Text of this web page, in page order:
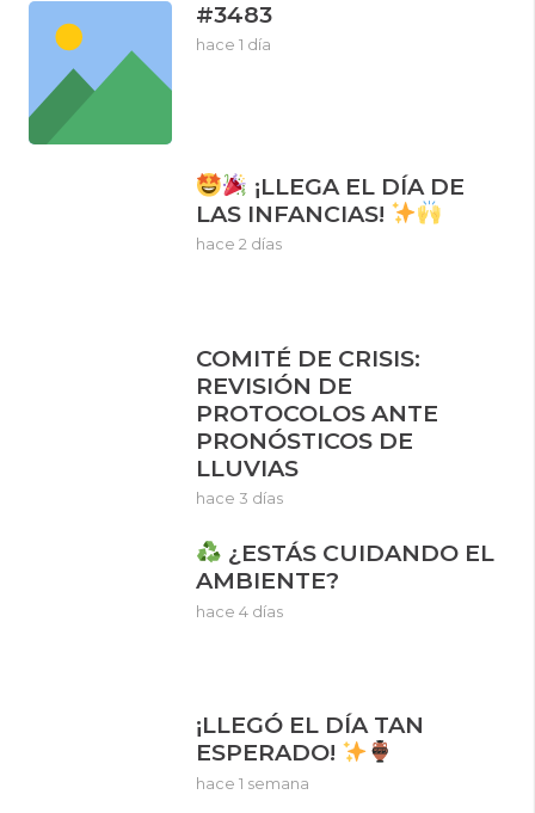
#3483
hace 1 día
¡LLEGA EL DÍA DE
LAS INFANCIAS!
hace 2 días
COMITÉ DE CRISIS:
REVISIÓN DE
PROTOCOLOS ANTE
PRONÓSTICOS DE
LLUVIAS
hace 3 días
¿ESTÁS CUIDANDO EL
AMBIENTE?
hace 4 días
¡LLEGÓ EL DÍA TAN
ESPERADO!
hace 1 semana